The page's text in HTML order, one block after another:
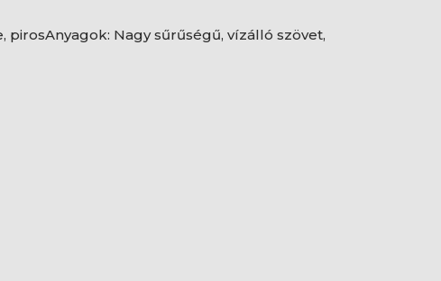
Nagy sűrűségű, vízálló szövet,